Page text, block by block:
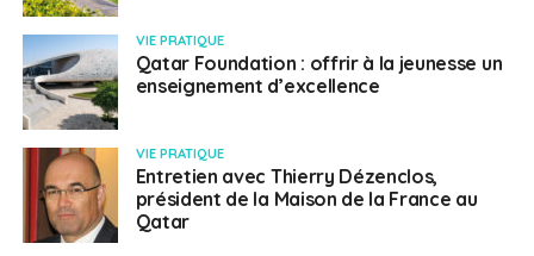
VIE PRATIQUE
Qatar Foundation : offrir à la jeunesse un
enseignement d’excellence
VIE PRATIQUE
Entretien avec Thierry Dézenclos,
président de la Maison de la France au
Qatar